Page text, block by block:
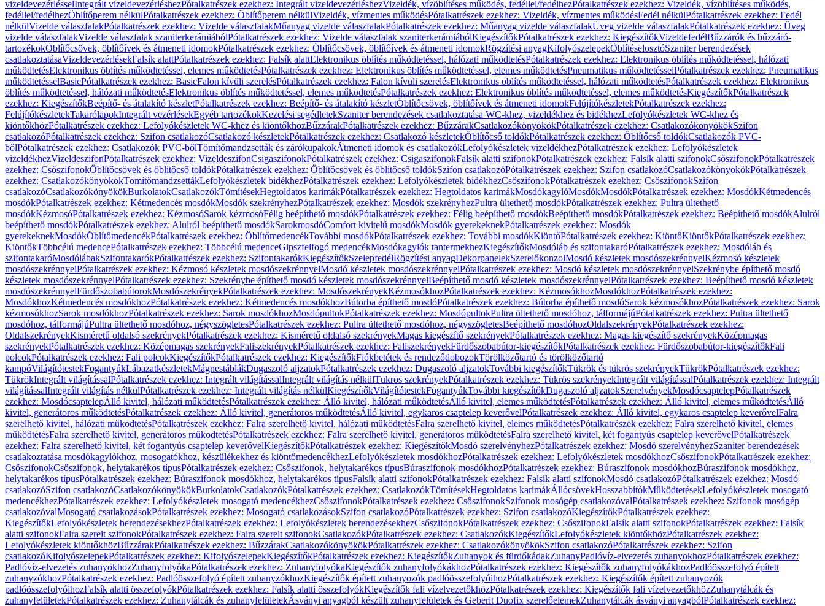
vizeldevezérlésselIntegrált vizeldevezérléshezPótalkatrészek ezekhez: Integrált vizeldevezérléshezVizeldék, vízöblítéses működés, fedéllel/fedélhezPótalkatrészek ezekhez: Vizeldék, vízöblítéses működés,
fedéllel/fedélhezÖblítőperem nélkülPótalkatrészek ezekhez: Öblítőperem nélkülVizeldék, vízmentes működésPótalkatrészek ezekhez: Vizeldék, vízmentes működésFedél nélkülPótalkatrészek ezekhez: Fedél
nélkülVizelde válaszfalakPótalkatrészek ezekhez: Vizelde válaszfalakMűanyag vizelde válaszfalakPótalkatrészek ezekhez: Műanyag vizelde válaszfalakÜveg vizelde válaszfalakPótalkatrészek ezekhez: Üveg
vizelde válaszfalakVizelde válaszfalak szaniterkerámiábólPótalkatrészek ezekhez: Vizelde válaszfalak szaniterkerámiábólKiegészítőkPótalkatrészek ezekhez: KiegészítőkVizeldefedélBűzzárók és bűzzáró-
tartozékokÖblítőcsövek, öblítőívek és átmeneti idomokPótalkatrészek ezekhez: Öblítőcsövek, öblítőívek és átmeneti idomokRögzítési anyagKifolyószelepekÖblítéselosztóSzaniter berendezések
csatlakoztatásaVizeldevezérlésekFalsík alattPótalkatrészek ezekhez: Falsík alattElektronikus öblítés működtetéssel, hálózati működtetésPótalkatrészek ezekhez: Elektronikus öblítés működtetéssel, hálózati
működtetésElektronikus öblítés működtetéssel, elemes működtetésPótalkatrészek ezekhez: Elektronikus öblítés működtetéssel, elemes működtetésPneumatikus működtetésselPótalkatrészek ezekhez: Pneumatikus
működtetésselBasicPótalkatrészek ezekhez: BasicFalon kívüli szerelésPótalkatrészek ezekhez: Falon kívüli szerelésElektronikus öblítés működtetéssel, hálózati működtetésPótalkatrészek ezekhez: Elektronikus
öblítés működtetéssel, hálózati működtetésElektronikus öblítés működtetéssel, elemes működtetésPótalkatrészek ezekhez: Elektronikus öblítés működtetéssel, elemes működtetésKiegészítőkPótalkatrészek
ezekhez: KiegészítőkBeépítő- és átalakító készletPótalkatrészek ezekhez: Beépítő- és átalakító készletÖblítőcsövek, öblítőívek és átmeneti idomokFelújítókészletekPótalkatrészek ezekhez:
FelújítókészletekTakarólapokIntegrált vezérlésekEgyéb tartozékokKezelési segédletekSzaniter berendezések csatlakoztatása WC-khez, vizeldékhez és bidékhezLefolyókészletek WC-khez és
kiöntőkhözPótalkatrészek ezekhez: Lefolyókészletek WC-khez és kiöntőkhözBűzzárakPótalkatrészek ezekhez: BűzzárakCsatlakozókönyökökPótalkatrészek ezekhez: CsatlakozókönyökökSzifon
csatlakozóPótalkatrészek ezekhez: Szifon csatlakozóCsatlakozó készletekPótalkatrészek ezekhez: Csatlakozó készletekÖblítőcső toldókPótalkatrészek ezekhez: Öblítőcső toldókCsatlakozók PVC-
bőlPótalkatrészek ezekhez: Csatlakozók PVC-bőlTömítőmandzsetták és zárókupakokÁtmeneti idomok és csatlakozókLefolyókészletek vizeldékhezPótalkatrészek ezekhez: Lefolyókészletek
vizeldékhezVizeldeszifonPótalkatrészek ezekhez: VizeldeszifonCsigaszifonokPótalkatrészek ezekhez: CsigaszifonokFalsík alatti szifonokPótalkatrészek ezekhez: Falsík alatti szifonokCsőszifonokPótalkatrészek
ezekhez: CsőszifonokÖblítőcsövek és öblítőcső toldókPótalkatrészek ezekhez: Öblítőcsövek és öblítőcső toldókSzifon csatlakozóPótalkatrészek ezekhez: Szifon csatlakozóCsatlakozókönyökökPótalkatrészek
ezekhez: CsatlakozókönyökökTömítőmandzsettákLefolyókészletek bidékhezPótalkatrészek ezekhez: Lefolyókészletek bidékhezCsőszifonokPótalkatrészek ezekhez: CsőszifonokSzifon
csatlakozóCsatlakozókönyökökBurkolatokCsatlakozókTömítésekHegtoldatos karimákPótalkatrészek ezekhez: Hegtoldatos karimákMosdókagylóMosdókMosdókPótalkatrészek ezekhez: MosdókKétmedencés
mosdókPótalkatrészek ezekhez: Kétmedencés mosdókMosdók szekrényhezPótalkatrészek ezekhez: Mosdók szekrényhezPultra ültethető mosdókPótalkatrészek ezekhez: Pultra ültethető
mosdókKézmosóPótalkatrészek ezekhez: KézmosóSarok kézmosóFélig beépíthető mosdókPótalkatrészek ezekhez: Félig beépíthető mosdókBeépíthető mosdókPótalkatrészek ezekhez: Beépíthető mosdókAlulról
beépíthető mosdókPótalkatrészek ezekhez: Alulról beépíthető mosdókSarokmosdóComfort kivitelű mosdókMosdók gyerekeknekPótalkatrészek ezekhez: Mosdók
gyerekeknekMosdókÖblítőmedencékPótalkatrészek ezekhez: ÖblítőmedencékTovábbi mosdókPótalkatrészek ezekhez: További mosdókKiöntőPótalkatrészek ezekhez: KiöntőKiöntőkPótalkatrészek ezekhez:
KiöntőkTöbbcélú medencePótalkatrészek ezekhez: Többcélú medenceGipszfelfogó medencékMosdókagylók tantermekhezKiegészítőkMosdóláb és szifontakaróPótalkatrészek ezekhez: Mosdóláb és
szifontakaróMosdólábakSzifontakarókPótalkatrészek ezekhez: SzifontakarókKiegészítőkSzelepfedélRögzítési anyagDekorpanelekSzerelőkonzolMosdó készletek mosdószekrénnyelKézmosó készletek
mosdószekrénnyelPótalkatrészek ezekhez: Kézmosó készletek mosdószekrénnyelMosdó készletek mosdószekrénnyelPótalkatrészek ezekhez: Mosdó készletek mosdószekrénnyelSzekrénybe építhető mosdó
készletek mosdószekrénnyelPótalkatrészek ezekhez: Szekrénybe építhető mosdó készletek mosdószekrénnyelBeépíthető mosdó készletek mosdószekrénnyelPótalkatrészek ezekhez: Beépíthető mosdó készletek
mosdószekrénnyelFürdőszobabútorokMosdószekrényekPótalkatrészek ezekhez: MosdószekrényekKézmosókhozPótalkatrészek ezekhez: KézmosókhozMosdókhozPótalkatrészek ezekhez:
MosdókhozKétmedencés mosdókhozPótalkatrészek ezekhez: Kétmedencés mosdókhozBútorba építhető mosdóPótalkatrészek ezekhez: Bútorba építhető mosdóSarok kézmosókhozPótalkatrészek ezekhez: Sarok
kézmosókhozSarok mosdókhozPótalkatrészek ezekhez: Sarok mosdókhozMosdópultokPótalkatrészek ezekhez: MosdópultokPultra ültethető mosdóhoz, tálformájúPótalkatrészek ezekhez: Pultra ültethető
mosdóhoz, tálformájúPultra ültethető mosdóhoz, négyszögletesPótalkatrészek ezekhez: Pultra ültethető mosdóhoz, négyszögletesBeépíthető mosdóhozOldalszekrényekPótalkatrészek ezekhez:
OldalszekrényekKisméretű oldalsó szekrényekPótalkatrészek ezekhez: Kisméretű oldalsó szekrényekMagas kiegészítő szekrényekPótalkatrészek ezekhez: Magas kiegészítő szekrényekKözépmagas
szekrényekPótalkatrészek ezekhez: Középmagas szekrényekFaliszekrényekPótalkatrészek ezekhez: FaliszekrényekFürdőszobabútor-kiegészítőkPótalkatrészek ezekhez: Fürdőszobabútor-kiegészítőkFali
polcokPótalkatrészek ezekhez: Fali polcokKiegészítőkPótalkatrészek ezekhez: KiegészítőkFiókbetétek és rendeződobozokTörölközőtartó és törölközőtartó
kampóVilágítótestekFogantyúkLábazatkészletekMágnestáblákDugaszoló aljzatokPótalkatrészek ezekhez: Dugaszoló aljzatokTovábbi kiegészítőkTükrök és tükrös szekrényekTükrökPótalkatrészek ezekhez:
TükrökIntegrált világítássalPótalkatrészek ezekhez: Integrált világítássalIntegrált világítás nélkülTükrös szekrényekPótalkatrészek ezekhez: Tükrös szekrényekIntegrált világítássalPótalkatrészek ezekhez: Integrált
világítássalIntegrált világítás nélkülPótalkatrészek ezekhez: Integrált világítás nélkülKiegészítőkVilágítótestekFogantyúkTovábbi kiegészítőkDugaszoló aljzatokSzerelvényekMosdócsaptelepPótalkatrészek
ezekhez: MosdócsaptelepÁlló kivitel, hálózati működtetésPótalkatrészek ezekhez: Álló kivitel, hálózati működtetésÁlló kivitel, elemes működtetésPótalkatrészek ezekhez: Álló kivitel, elemes működtetésÁlló
kivitel, generátoros működtetésPótalkatrészek ezekhez: Álló kivitel, generátoros működtetésÁlló kivitel, egykaros csaptelep keverővelPótalkatrészek ezekhez: Álló kivitel, egykaros csaptelep keverővelFalra
szerelhető kivitel, hálózati működtetésPótalkatrészek ezekhez: Falra szerelhető kivitel, hálózati működtetésFalra szerelhető kivitel, elemes működtetésPótalkatrészek ezekhez: Falra szerelhető kivitel, elemes
működtetésFalra szerelhető kivitel, generátoros működtetésPótalkatrészek ezekhez: Falra szerelhető kivitel, generátoros működtetésFalra szerelhető kivitel, két fogantyús csaptelep keverővelPótalkatrészek
ezekhez: Falra szerelhető kivitel, két fogantyús csaptelep keverővelKiegészítőkPótalkatrészek ezekhez: KiegészítőkMosdó szerelvényhezPótalkatrészek ezekhez: Mosdó szerelvényhezSzaniter berendezések
csatlakoztatása mosdókagylókhoz, mosogatókhoz, készülékekhez és kiöntőmedencékhezLefolyókészletek mosdókhozPótalkatrészek ezekhez: Lefolyókészletek mosdókhozCsőszifonokPótalkatrészek ezekhez:
CsőszifonokCsőszifonok, helytakarékos típusPótalkatrészek ezekhez: Csőszifonok, helytakarékos típusBúraszifonok mosdókhozPótalkatrészek ezekhez: Búraszifonok mosdókhozBúraszifonok mosdókhoz,
helytakarékos típusPótalkatrészek ezekhez: Búraszifonok mosdókhoz, helytakarékos típusFalsík alatti szifonokPótalkatrészek ezekhez: Falsík alatti szifonokMosdó csatlakozóPótalkatrészek ezekhez: Mosdó
csatlakozóSzifon csatlakozóCsatlakozókönyökökBurkolatokCsatlakozókPótalkatrészek ezekhez: CsatlakozókTömítésekHegtoldatos karimákÁllócsövekHosszabbítókMűködtetésekLefolyókészletek mosogató
medencékhezPótalkatrészek ezekhez: Lefolyókészletek mosogató medencékhezCsőszifonokPótalkatrészek ezekhez: CsőszifonokSzifonok mosógép csatlakozóvalPótalkatrészek ezekhez: Szifonok mosógép
csatlakozóvalMosogató csatlakozásokPótalkatrészek ezekhez: Mosogató csatlakozásokSzifon csatlakozóPótalkatrészek ezekhez: Szifon csatlakozóKiegészítőkPótalkatrészek ezekhez:
KiegészítőkLefolyókészletek berendezésekhezPótalkatrészek ezekhez: Lefolyókészletek berendezésekhezCsőszifonokPótalkatrészek ezekhez: CsőszifonokFalsík alatti szifonokPótalkatrészek ezekhez: Falsík
alatti szifonokFalra szerelt szifonokPótalkatrészek ezekhez: Falra szerelt szifonokCsatlakozókPótalkatrészek ezekhez: CsatlakozókKiegészítőkLefolyókészletek kiöntőkhözPótalkatrészek ezekhez:
Lefolyókészletek kiöntőkhözBűzzárakPótalkatrészek ezekhez: BűzzárakCsatlakozókönyökökPótalkatrészek ezekhez: CsatlakozókönyökökSzifon csatlakozóPótalkatrészek ezekhez: Szifon
csatlakozóKifolyószelepekPótalkatrészek ezekhez: KifolyószelepekKiegészítőkPótalkatrészek ezekhez: KiegészítőkZuhanyok és fürdőkádakZuhanyPadlóvíz-elvezetés zuhanyokhozPótalkatrészek ezekhez:
Padlóvíz-elvezetés zuhanyokhozZuhanyfolyókaPótalkatrészek ezekhez: ZuhanyfolyókaKiegészítők zuhanyfolyókákhozPótalkatrészek ezekhez: Kiegészítők zuhanyfolyókákhozPadlóösszefolyó épített
zuhanyzókhozPótalkatrészek ezekhez: Padlóösszefolyó épített zuhanyzókhozKiegészítők épített zuhanyozók padlóösszefolyóihozPótalkatrészek ezekhez: Kiegészítők épített zuhanyozók
padlóösszefolyóihozFalsík alatti összefolyókPótalkatrészek ezekhez: Falsík alatti összefolyókKiegészítők fali vízelvezetőkhözPótalkatrészek ezekhez: Kiegészítők fali vízelvezetőkhözZuhanytálcák és
zuhanyfelületekPótalkatrészek ezekhez: Zuhanytálcák és zuhanyfelületekÁsványi anyagból készült zuhanyfelületek és Geberit Duofix szerelőelemekZuhanytálcák ásványi anyagbólPótalkatrészek ezekhez: